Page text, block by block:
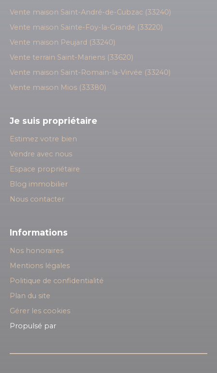
Vente maison Saint-André-de-Cubzac (33240)
Vente maison Sainte-Foy-la-Grande (33220)
Vente maison Peujard (33240)
Vente terrain Saint-Mariens (33620)
Vente maison Saint-Romain-la-Virvée (33240)
Vente maison Mios (33380)
Je suis propriétaire
Estimez votre bien
Vendre avec nous
Espace propriétaire
Blog immobilier
Nous contacter
Informations
Nos honoraires
Mentions légales
Politique de confidentialité
Plan du site
Gérer les cookies
Propulsé par